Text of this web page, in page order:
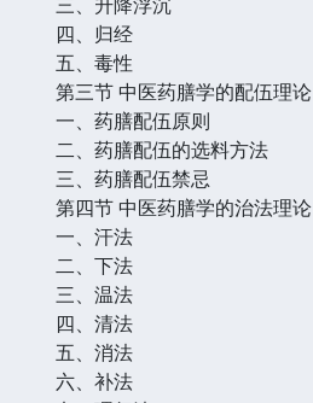
四、归经
五、毒性
第三节 中医药膳学的配伍理论
一、药膳配伍原则
二、药膳配伍的选料方法
三、药膳配伍禁忌
第四节 中医药膳学的治法理论
一、汗法
二、下法
三、温法
四、清法
五、消法
六、补法